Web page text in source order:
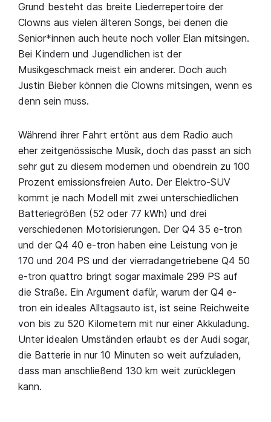
Grund besteht das breite Liederrepertoire der
Clowns aus vielen älteren Songs, bei denen die
Senior*innen auch heute noch voller Elan mitsingen.
Bei Kindern und Jugendlichen ist der
Musikgeschmack meist ein anderer. Doch auch
Justin Bieber können die Clowns mitsingen, wenn es
denn sein muss.
Während ihrer Fahrt ertönt aus dem Radio auch
eher zeitgenössische Musik, doch das passt an sich
sehr gut zu diesem modernen und obendrein zu 100
Prozent emissionsfreien Auto. Der Elektro-SUV
kommt je nach Modell mit zwei unterschiedlichen
Batteriegrößen (52 oder 77 kWh) und drei
verschiedenen Motorisierungen. Der Q4 35 e-tron
und der Q4 40 e-tron haben eine Leistung von je
170 und 204 PS und der vierradangetriebene Q4 50
e-tron quattro bringt sogar maximale 299 PS auf
die Straße. Ein Argument dafür, warum der Q4 e-
tron ein ideales Alltagsauto ist, ist seine Reichweite
von bis zu 520 Kilometern mit nur einer Akkuladung.
Unter idealen Umständen erlaubt es der Audi sogar,
die Batterie in nur 10 Minuten so weit aufzuladen,
dass man anschließend 130 km weit zurücklegen
kann.